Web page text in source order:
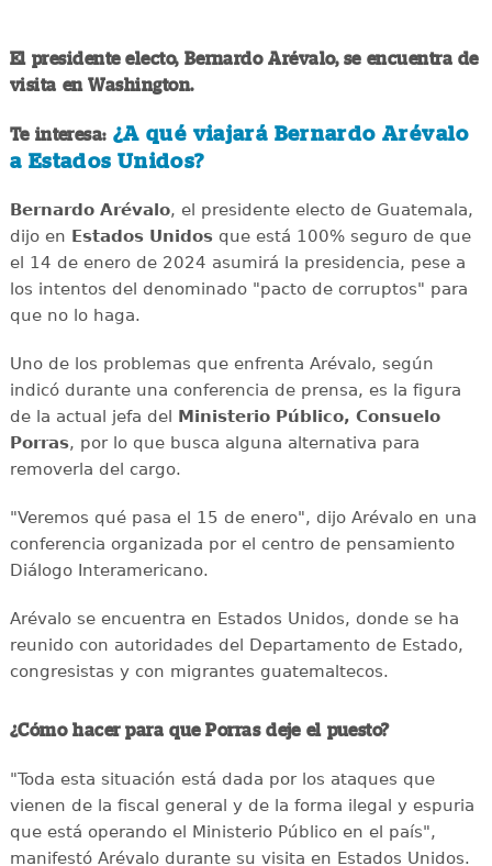
El presidente electo, Bernardo Arévalo, se encuentra de
visita en Washington.
Te interesa:¿A qué viajará Bernardo Arévalo
a Estados Unidos?
Bernardo Arévalo, el presidente electo de Guatemala,
dijo en Estados Unidosque está 100% seguro de que
el 14 de enero de 2024 asumirá la presidencia, pese a
los intentos del denominado "pacto de corruptos" para
que no lo haga.
Uno de los problemas que enfrenta Arévalo, según
indicó durante una conferencia de prensa, es la figura
de la actual jefa del Ministerio Público, Consuelo
Porras, por lo que busca alguna alternativa para
removerla del cargo.
"Veremos qué pasa el 15 de enero", dijo Arévalo en una
conferencia organizada por el centro de pensamiento
Diálogo Interamericano.
Arévalo se encuentra en Estados Unidos, donde se ha
reunido con autoridades del Departamento de Estado,
congresistas y con migrantes guatemaltecos.
¿Cómo hacer para que Porras deje el puesto?
"Toda esta situación está dada por los ataques que
vienen de la fiscal general y de la forma ilegal y espuria
que está operando el Ministerio Público en el país",
manifestó Arévalo durante su visita en Estados Unidos.